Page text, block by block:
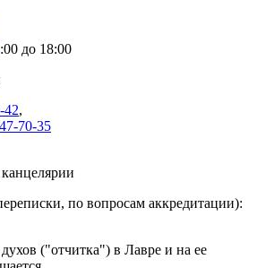
до 18:00
42,
70-35
по вопросам аккредитации):
("отчитка") в Лавре и на ее